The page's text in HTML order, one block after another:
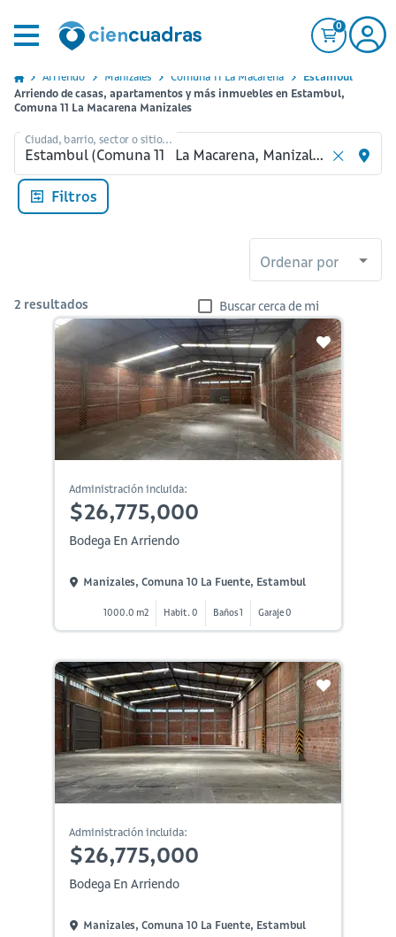
0
Arriendo Manizales Comuna 11 La Macarena
Estambul
Arriendo de casas, apartamentos y más inmuebles en Estambul,
Comuna 11 La Macarena Manizales
Ciudad, barrio, sector o sitio...
Filtros
Ordenar por
2 resultados Buscar cerca de mi
Administración incluida:
$26,775,000
Bodega En Arriendo
Manizales, Comuna 10 La Fuente, Estambul
1000.0 m2 Habit. 0 Baños 1 Garaje 0
Administración incluida:
$26,775,000
Bodega En Arriendo
Manizales, Comuna 10 La Fuente, Estambul